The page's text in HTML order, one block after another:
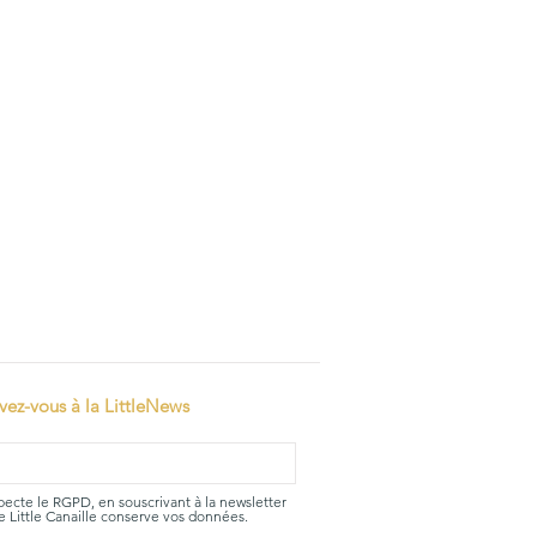
vous à la LittleNews
le RGPD, en souscrivant à la newsletter
Little Canaille conserve vos données.